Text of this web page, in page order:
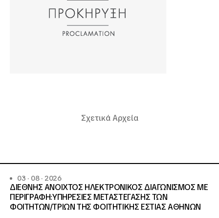
Σχετικά Αρχεία
03 · 08 · 2026
ΔΙΕΘΝΗΣ ΑΝΟΙΧΤΟΣ ΗΛΕΚΤΡΟΝΙΚΟΣ ΔΙΑΓΩΝΙΣΜΟΣ ΜΕ
ΠΕΡΙΓΡΑΦΗ:ΥΠΗΡΕΣΙΕΣ METAΣΤΕΓΑΣΗΣ ΤΩΝ
ΦΟΙΤΗΤΩΝ/ΤΡΙΩΝ ΤΗΣ ΦΟΙΤΗΤΙΚΗΣ ΕΣΤΙΑΣ ΑΘΗΝΩΝ